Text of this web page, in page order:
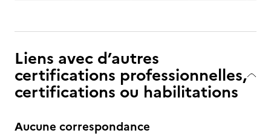
Liens avec d’autres
certifications professionnelles,
certifications ou habilitations
Aucune correspondance